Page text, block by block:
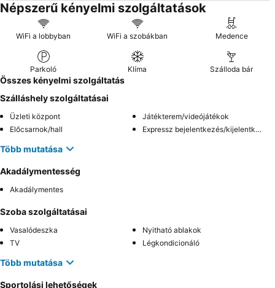
Népszerű kényelmi szolgáltatások
WiFi a lobbyban WiFi a szobákban Medence
Parkoló Klíma Szálloda bár
Összes kényelmi szolgáltatás
Szálláshely szolgáltatásai
Üzleti központ
Játékterem/videójátékok
Előcsarnok/hall
Expressz bejelentkezés/kijelentkezés
Több mutatása
Akadálymentesség
Akadálymentes
Szoba szolgáltatásai
Vasalódeszka
Nyitható ablakok
TV
Légkondicionáló
Több mutatása
Sportolási lehetőségek